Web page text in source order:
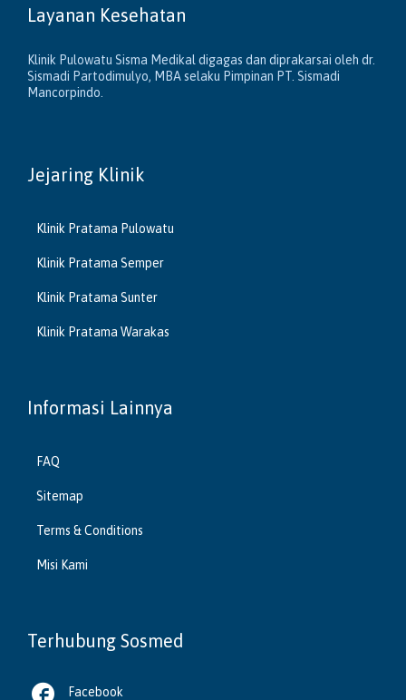
Layanan Kesehatan
Klinik Pulowatu Sisma Medikal digagas dan diprakarsai oleh dr.
Sismadi Partodimulyo, MBA selaku Pimpinan PT. Sismadi
Mancorpindo.
Jejaring Klinik
Klinik Pratama Pulowatu
Klinik Pratama Semper
Klinik Pratama Sunter
Klinik Pratama Warakas
Informasi Lainnya
FAQ
Sitemap
Terms & Conditions
Misi Kami
Terhubung Sosmed
 Facebook